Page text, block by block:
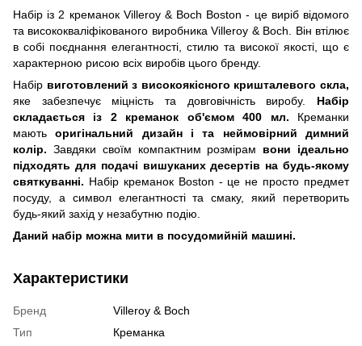
Набір із 2 креманок Villeroy & Boch Boston - це виріб відомого
та висококваліфікованого виробника Villeroy & Boch. Він втілює
в собі поєднання елегантності, стилю та високої якості, що є
характерною рисою всіх виробів цього бренду.
Набір виготовлений з високоякісного кришталевого скла,
яке забезпечує міцність та довговічність виробу. Набір
складається із 2 креманок об'ємом 400 мл. Креманки
маютьоригінальний дизайн і та неймовірний димний
колір. Завдяки своїм компактним розмірам вони ідеально
підходять для подачі вишуканих десертів на будь-якому
святкуванні. Набір креманок Boston - це не просто предмет
посуду, а символ елегантності та смаку, який перетворить
будь-який захід у незабутню подію.
Даний набір можна мити в посудомийній машині.
Характеристики
Бренд
Villeroy & Boch
Тип
Креманка